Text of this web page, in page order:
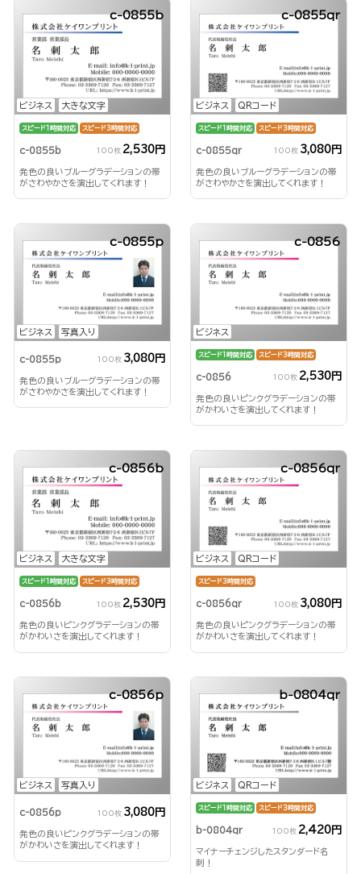
ビジネス 大きな文字
c-0855b
スピード1時間対応 スピード3時間対応
c-0855b 100枚 2,530円
発色の良いブルーグラデーションの帯
がさわやかさを演出してくれます！
ビジネス QRコード
c-0855qr
スピード1時間対応 スピード3時間対応
c-0855qr 100枚 3,080円
発色の良いブルーグラデーションの帯
がさわやかさを演出してくれます！
ビジネス 写真入り
c-0855p
c-0855p 100枚 3,080円
発色の良いブルーグラデーションの帯
がさわやかさを演出してくれます！
ビジネス
c-0856
スピード1時間対応 スピード3時間対応
c-0856 100枚 2,530円
発色の良いピンクグラデーションの帯
がかわいさを演出してくれます！
ビジネス 大きな文字
c-0856b
スピード1時間対応 スピード3時間対応
c-0856b 100枚 2,530円
発色の良いピンクグラデーションの帯
がかわいさを演出してくれます！
ビジネス QRコード
c-0856qr
スピード3時間対応
c-0856qr 100枚 3,080円
発色の良いピンクグラデーションの帯
がかわいさを演出してくれます！
ビジネス 写真入り
c-0856p
c-0856p 100枚 3,080円
発色の良いピンクグラデーションの帯
がかわいさを演出してくれます！
ビジネス QRコード
b-0804qr
スピード1時間対応 スピード3時間対応
b-0804qr 100枚 2,420円
マイナーチェンジしたスタンダード名
刺！